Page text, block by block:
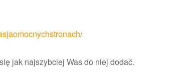
jak najszybciej Was do niej dodać.